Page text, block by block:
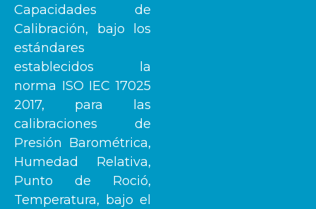
Capacidades de
Calibración, bajo los
estándares
establecidos la
norma ISO IEC 17025
2017, para las
calibraciones de
Presión Barométrica,
Humedad Relativa,
Punto de Roció,
Temperatura, bajo el